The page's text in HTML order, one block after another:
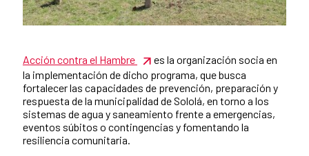
News content
Acción contra el Hambre
es la organización socia en
la implementación de dicho programa, que busca
fortalecer las capacidades de prevención, preparación y
respuesta de la municipalidad de Sololá, en torno a los
sistemas de agua y saneamiento frente a emergencias,
eventos súbitos o contingencias y fomentando la
resiliencia comunitaria.